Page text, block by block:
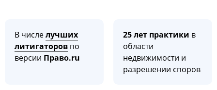
В числелучших
литигаторов по
версии Право.ru
25 лет практики в
области
недвижимости и
разрешении споров